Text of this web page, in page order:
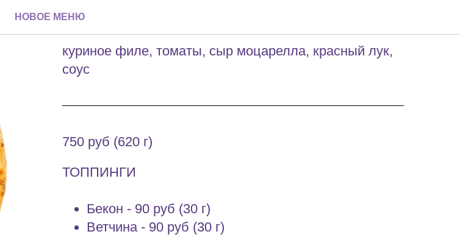
НОВОЕ МЕНЮМисти
куриное филе, томаты, сыр моцарелла, красный лук,
соус
750 руб (620 г)
ТОППИНГИ
Бекон - 90 руб (30 г)
Ветчина - 90 руб (30 г)